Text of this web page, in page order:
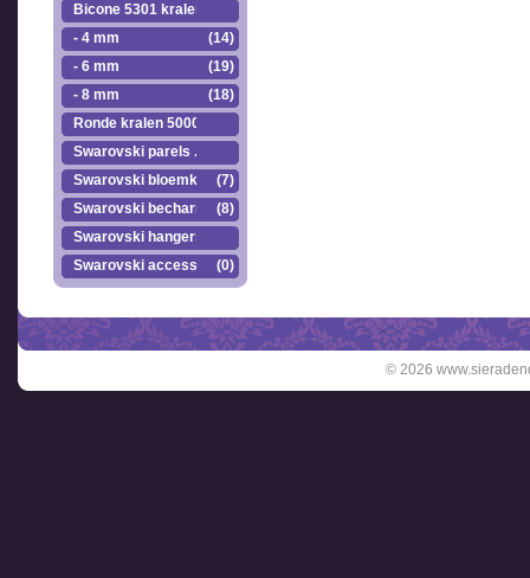
Bicone 5301 kralen.
- 4 mm
(14)
- 6 mm
(19)
- 8 mm
(18)
Ronde kralen 5000
Swarovski parels ..
Swarovski bloemkr..
(7)
Swarovski becharmed(8)
Swarovski hangers
Swarovski accesso..
(0)
© 2026